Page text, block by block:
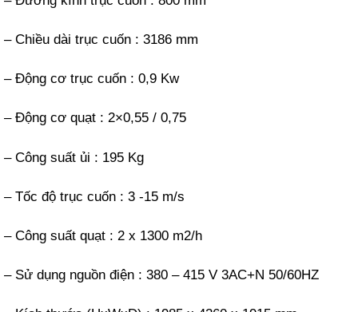
– Chiều dài trục cuốn : 3186 mm
– Động cơ trục cuốn : 0,9 Kw
– Động cơ quạt : 2×0,55 / 0,75
– Công suất ủi : 195 Kg
– Tốc độ trục cuốn : 3 -15 m/s
– Công suất quạt : 2 x 1300 m2/h
– Sử dụng nguồn điện : 380 – 415 V 3AC+N 50/60HZ